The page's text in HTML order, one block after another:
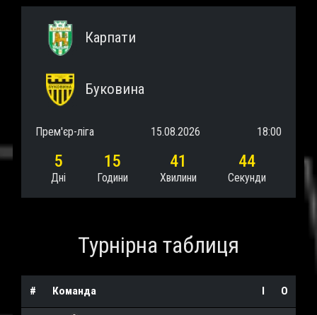
Карпати
Буковина
Прем'єр-ліга 15.08.2026 18:00
5
Дні
15
Години
41
Хвилини
43
Секунди
Турнірна таблиця
# Команда І О